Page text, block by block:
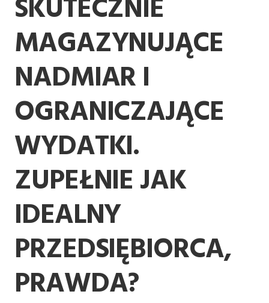
SKUTECZNIE
MAGAZYNUJĄCE
NADMIAR I
OGRANICZAJĄCE
WYDATKI.
ZUPEŁNIE JAK
IDEALNY
PRZEDSIĘBIORCA,
PRAWDA?